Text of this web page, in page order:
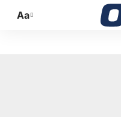
Promijeni
Aa